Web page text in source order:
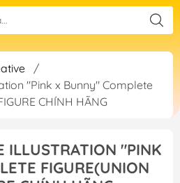
/
"Pink x Bunny" Complete
CHÍNH HÃNG
ILLUSTRATION "PINK
FIGURE(UNION